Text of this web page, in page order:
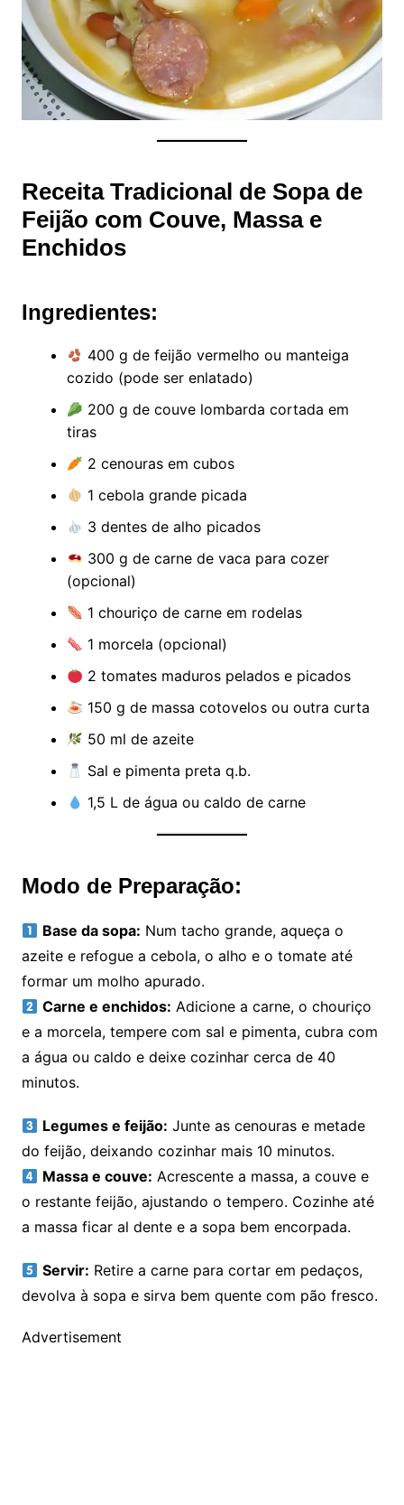
Receita Tradicional de Sopa de
Feijão com Couve, Massa e
Enchidos
Ingredientes:
400 g de feijão vermelho ou manteiga
cozido (pode ser enlatado)
200 g de couve lombarda cortada em
tiras
2 cenouras em cubos
1 cebola grande picada
3 dentes de alho picados
300 g de carne de vaca para cozer
(opcional)
1 chouriço de carne em rodelas
1 morcela (opcional)
2 tomates maduros pelados e picados
150 g de massa cotovelos ou outra curta
50 ml de azeite
Sal e pimenta preta q.b.
1,5 L de água ou caldo de carne
Modo de Preparação:
Base da sopa: Num tacho grande, aqueça o
azeite e refogue a cebola, o alho e o tomate até
formar um molho apurado.
Carne e enchidos: Adicione a carne, o chouriço
e a morcela, tempere com sal e pimenta, cubra com
a água ou caldo e deixe cozinhar cerca de 40
minutos.
Legumes e feijão: Junte as cenouras e metade
do feijão, deixando cozinhar mais 10 minutos.
Massa e couve: Acrescente a massa, a couve e
o restante feijão, ajustando o tempero. Cozinhe até
a massa ficar al dente e a sopa bem encorpada.
Servir: Retire a carne para cortar em pedaços,
devolva à sopa e sirva bem quente com pão fresco.
Advertisement